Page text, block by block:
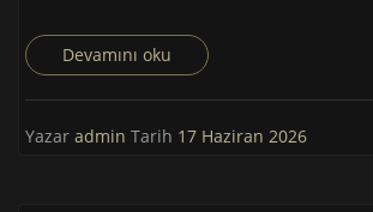
Devamını oku
Yazar admin Tarih 17 Haziran 2026